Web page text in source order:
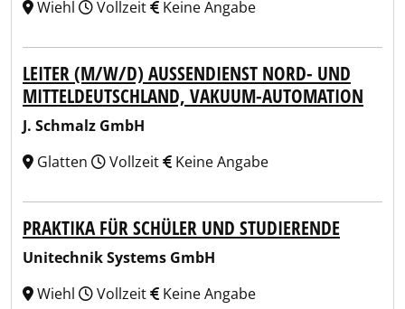
Wiehl Vollzeit Keine Angabe
LEITER (M/W/D) AUSSENDIENST NORD- UND M
ITTELDEUTSCHLAND, VAKUUM-AUTOMATION
J. Schmalz GmbH
Glatten
Vollzeit Keine Angabe
PRAKTIKA FÜR SCHÜLER UND STUDIERENDE
Unitechnik Systems GmbH
Wiehl
Vollzeit Keine Angabe